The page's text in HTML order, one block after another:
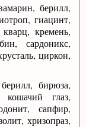
берилл,
гиацинт,
кремень,
сардоникс,
циркон,
бирюза,
кошачий глаз,
сапфир,
хризопраз,